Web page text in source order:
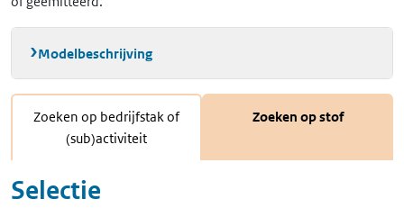
Modelbeschrijving
Zoeken op bedrijfstak of
(sub)activiteit
Zoeken op stof
Selectie